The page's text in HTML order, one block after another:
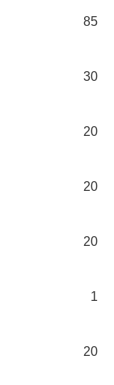
85
30
20
20
20
1
20